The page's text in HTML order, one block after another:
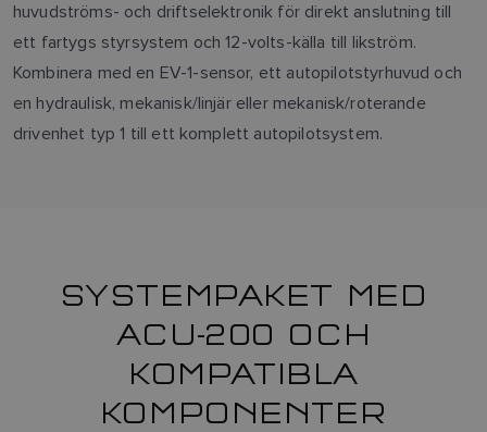
huvudströms- och driftselektronik för direkt anslutning till
ett fartygs styrsystem och 12-volts-källa till likström.
Kombinera med en EV-1-sensor, ett autopilotstyrhuvud och
en hydraulisk, mekanisk/linjär eller mekanisk/roterande
drivenhet typ 1 till ett komplett autopilotsystem.
SYSTEMPAKET MED
ACU-200 OCH
KOMPATIBLA
KOMPONENTER